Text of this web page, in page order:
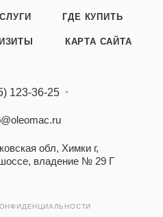
ГДЕ КУПИТЬ
КАРТА САЙТА
123-36-25‬
обл, Химки г,
владение № 29 Г